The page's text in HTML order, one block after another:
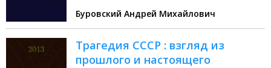
Буровский Андрей Михайлович
Трагедия СССР : взгляд из
прошлого и настоящего